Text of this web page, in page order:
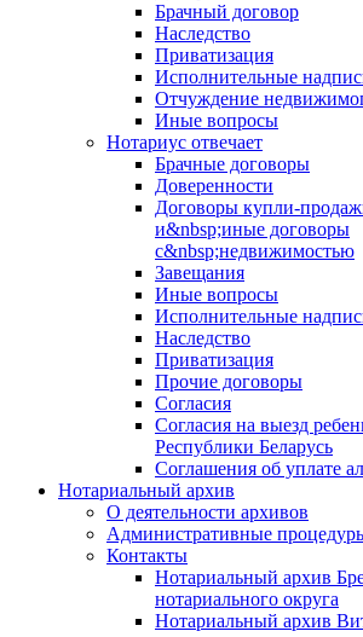
Брачный договор
Наследство
Приватизация
Исполнительные
Отчуждение
Иные вопросы
Нотариус отвечает
Брачные договоры
Доверенности
Договоры купли-
и&nbsp;иные договоры
с&nbsp;недвижимостью
Завещания
Иные вопросы
Исполнительные
Наследство
Приватизация
Прочие договоры
Согласия
Согласия на выезд
Республики Беларусь
Соглашения об уплате
Нотариальный архив
О деятельности архивов
Административные
Контакты
Нотариальный архив
нотариального округа
Нотариальный архив